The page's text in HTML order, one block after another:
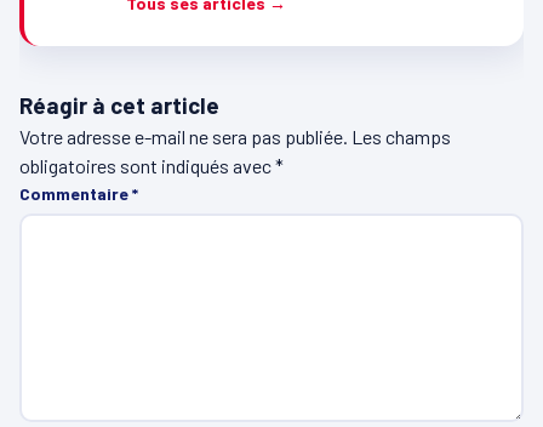
Réagir à cet article
Votre adresse e-mail ne sera pas publiée. Les champs
obligatoires sont indiqués avec*
Commentaire*